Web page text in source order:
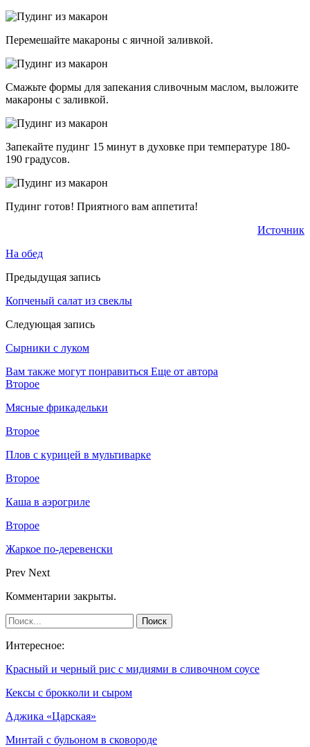
Перемешайте макароны с яичной заливкой.
Смажьте формы для запекания сливочным маслом, выложите
макароны с заливкой.
Запекайте пудинг 15 минут в духовке при температуре 180-
190 градусов.
Пудинг готов! Приятного вам аппетита!
Источник
На обед
Предыдущая запись
Копченый салат из свеклы
Следующая запись
Сырники с луком
Вам также могут понравиться Еще от автора
Второе
Мясные фрикадельки
Второе
Плов с курицей в мультиварке
Второе
Каша в аэрогриле
Второе
Жаркое по-деревенски
Prev Next
Комментарии закрыты.
Интересное:
Красный и черный рис с мидиями в сливочном соусе
Кексы с брокколи и сыром
Аджика «Царская»
Минтай с бульоном в сковороде